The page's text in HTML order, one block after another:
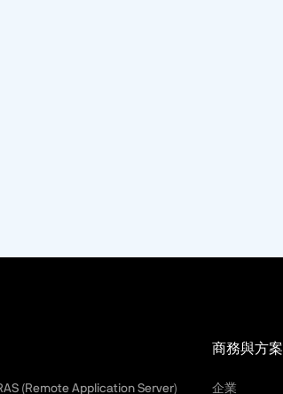
(Remote Application Server)
商務與方案
企業